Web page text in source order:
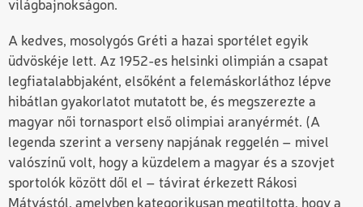
világbajnokságon.
A kedves, mosolygós Gréti a hazai sportélet egyik
üdvöskéje lett. Az 1952-es helsinki olimpián a csapat
legfiatalabbjaként, elsőként a felemáskorláthoz lépve
hibátlan gyakorlatot mutatott be, és megszerezte a
magyar női tornasport első olimpiai aranyérmét. (A
legenda szerint a verseny napjának reggelén – mivel
valószínű volt, hogy a küzdelem a magyar és a szovjet
sportolók között dől el – távirat érkezett Rákosi
Mátyástól, amelyben kategorikusan megtiltotta, hogy a